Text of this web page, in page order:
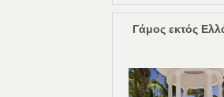
Γάμος εκτός